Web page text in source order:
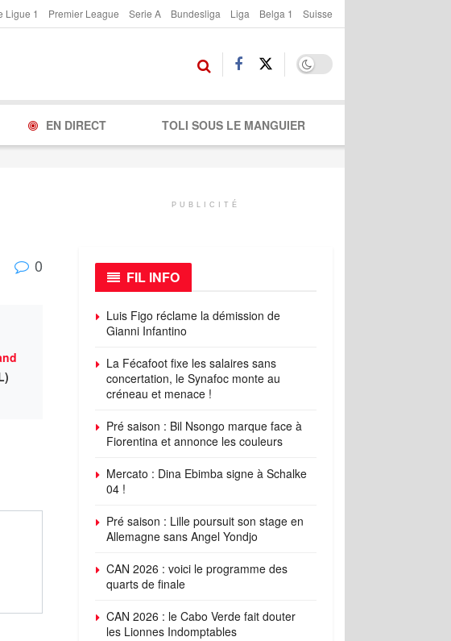
Ligue 1 Premier League Serie A Bundesliga Liga Belga 1 Suisse
EN DIRECT TOLI SOUS LE MANGUIER
0
PUBLICITÉ
FIL INFO
Luis Figo réclame la démission de
Gianni Infantino
La Fécafoot fixe les salaires sans
concertation, le Synafoc monte au
créneau et menace !
Pré saison : Bil Nsongo marque face à
Fiorentina et annonce les couleurs
Mercato : Dina Ebimba signe à Schalke
04 !
Pré saison : Lille poursuit son stage en
Allemagne sans Angel Yondjo
CAN 2026 : voici le programme des
quarts de finale
CAN 2026 : le Cabo Verde fait douter
les Lionnes Indomptables